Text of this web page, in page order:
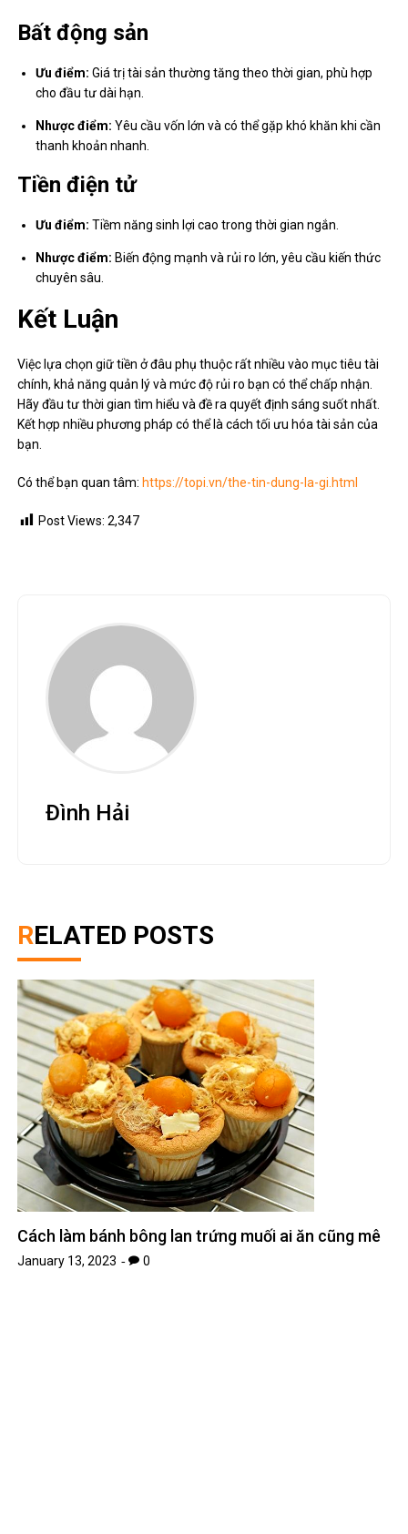
Bất động sản
Ưu điểm: Giá trị tài sản thường tăng theo thời gian, phù hợp
cho đầu tư dài hạn.
Nhược điểm: Yêu cầu vốn lớn và có thể gặp khó khăn khi cần
thanh khoản nhanh.
Tiền điện tử
Ưu điểm: Tiềm năng sinh lợi cao trong thời gian ngắn.
Nhược điểm: Biến động mạnh và rủi ro lớn, yêu cầu kiến thức
chuyên sâu.
Kết Luận
Việc lựa chọn giữ tiền ở đâu phụ thuộc rất nhiều vào mục tiêu tài
chính, khả năng quản lý và mức độ rủi ro bạn có thể chấp nhận.
Hãy đầu tư thời gian tìm hiểu và đề ra quyết định sáng suốt nhất.
Kết hợp nhiều phương pháp có thể là cách tối ưu hóa tài sản của
bạn.
Có thể bạn quan tâm: https://topi.vn/the-tin-dung-la-gi.html
Post Views: 2,347
Đình Hải
RELATED POSTS
Cách làm bánh bông lan trứng muối ai ăn cũng mê
January 13, 2023 0